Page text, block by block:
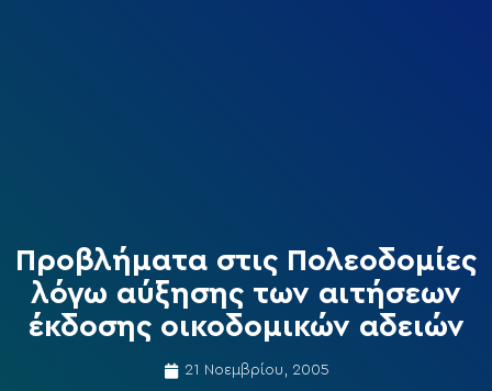
Προβλήματα στις Πολεοδομίες
λόγω αύξησης των αιτήσεων
έκδοσης οικοδομικών αδειών
21 Νοεμβρίου, 2005